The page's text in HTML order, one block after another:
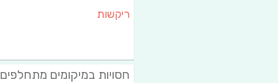
ריקשות
חסויות במיקומים מתחלפים